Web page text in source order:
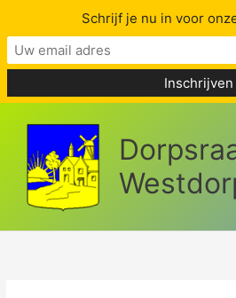
content
Schrijf je nu in voor